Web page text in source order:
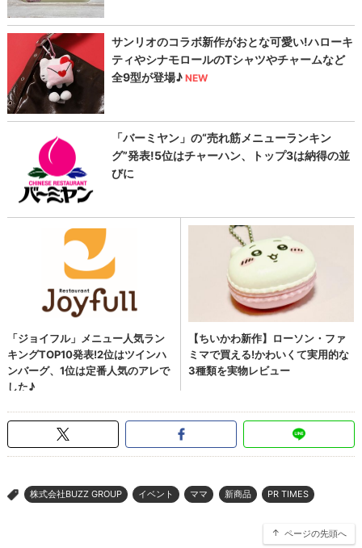
> 株式会社BUZZ GROUP イベント ママ 新商品 PR TIMES
ページの先頭へ